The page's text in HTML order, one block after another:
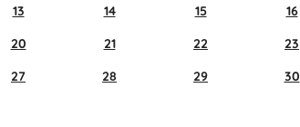
13 14 15 16
20 21 22 23
27 28 29 30